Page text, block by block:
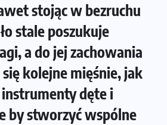
stojąc w bezruchu
stale poszukuje
a do jej zachowania
się kolejne mięśnie, jak
dęte i
by stworzyć wspólne